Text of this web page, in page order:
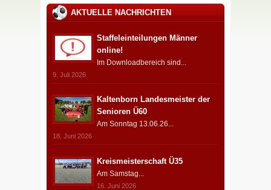
AKTUELLE NACHRICHTEN
Staffeleinteilungen Männer
online!
Im Downloadbereich sind...
9. Juli 2026
Kaltenborn Landesmeister der
Senioren Ü60
Am Sonntag 13.06.26...
18. Juni 2026
Kreismeisterschaft Ü35
Am Samstag...
16. Juni 2026